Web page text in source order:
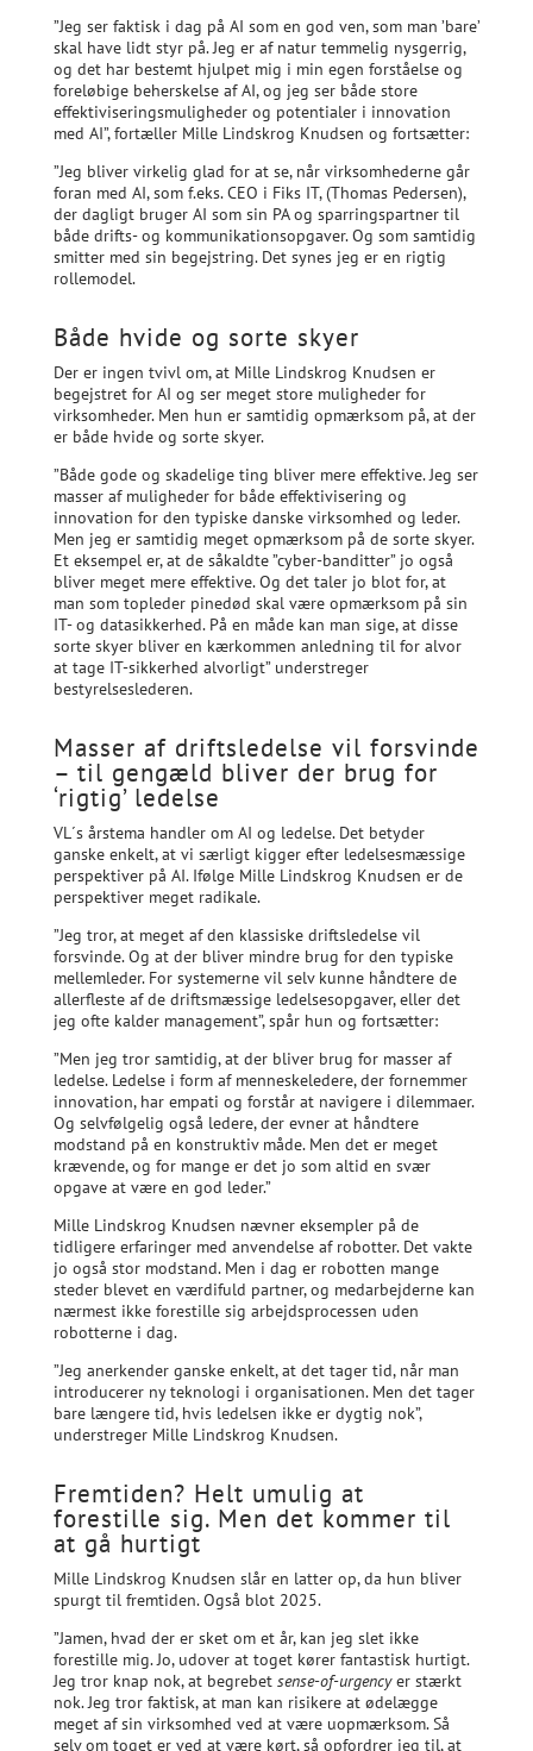
”Jeg ser faktisk i dag på AI som en god ven, som man ’bare’
skal have lidt styr på. Jeg er af natur temmelig nysgerrig,
og det har bestemt hjulpet mig i min egen forståelse og
foreløbige beherskelse af AI, og jeg ser både store
effektiviseringsmuligheder og potentialer i innovation
med AI”, fortæller Mille Lindskrog Knudsen og fortsætter:
”Jeg bliver virkelig glad for at se, når virksomhederne går
foran med AI, som f.eks. CEO i Fiks IT, (Thomas Pedersen),
der dagligt bruger AI som sin PA og sparringspartner til
både drifts- og kommunikationsopgaver. Og som samtidig
smitter med sin begejstring. Det synes jeg er en rigtig
rollemodel.
Både hvide og sorte skyer
Der er ingen tvivl om, at Mille Lindskrog Knudsen er
begejstret for AI og ser meget store muligheder for
virksomheder. Men hun er samtidig opmærksom på, at der
er både hvide og sorte skyer.
”Både gode og skadelige ting bliver mere effektive. Jeg ser
masser af muligheder for både effektivisering og
innovation for den typiske danske virksomhed og leder.
Men jeg er samtidig meget opmærksom på de sorte skyer.
Et eksempel er, at de såkaldte ”cyber-banditter” jo også
bliver meget mere effektive. Og det taler jo blot for, at
man som topleder pinedød skal være opmærksom på sin
IT- og datasikkerhed. På en måde kan man sige, at disse
sorte skyer bliver en kærkommen anledning til for alvor
at tage IT-sikkerhed alvorligt” understreger
bestyrelseslederen.
Masser af driftsledelse vil forsvinde
– til gengæld bliver der brug for
‘rigtig’ ledelse
VL´s årstema handler om AI og ledelse. Det betyder
ganske enkelt, at vi særligt kigger efter ledelsesmæssige
perspektiver på AI. Ifølge Mille Lindskrog Knudsen er de
perspektiver meget radikale.
”Jeg tror, at meget af den klassiske driftsledelse vil
forsvinde. Og at der bliver mindre brug for den typiske
mellemleder. For systemerne vil selv kunne håndtere de
allerfleste af de driftsmæssige ledelsesopgaver, eller det
jeg ofte kalder management”, spår hun og fortsætter:
”Men jeg tror samtidig, at der bliver brug for masser af
ledelse. Ledelse i form af menneskeledere, der fornemmer
innovation, har empati og forstår at navigere i dilemmaer.
Og selvfølgelig også ledere, der evner at håndtere
modstand på en konstruktiv måde. Men det er meget
krævende, og for mange er det jo som altid en svær
opgave at være en god leder.”
Mille Lindskrog Knudsen nævner eksempler på de
tidligere erfaringer med anvendelse af robotter. Det vakte
jo også stor modstand. Men i dag er robotten mange
steder blevet en værdifuld partner, og medarbejderne kan
nærmest ikke forestille sig arbejdsprocessen uden
robotterne i dag.
”Jeg anerkender ganske enkelt, at det tager tid, når man
introducerer ny teknologi i organisationen. Men det tager
bare længere tid, hvis ledelsen ikke er dygtig nok”,
understreger Mille Lindskrog Knudsen.
Fremtiden? Helt umulig at
forestille sig. Men det kommer til
at gå hurtigt
Mille Lindskrog Knudsen slår en latter op, da hun bliver
spurgt til fremtiden. Også blot 2025.
”Jamen, hvad der er sket om et år, kan jeg slet ikke
forestille mig. Jo, udover at toget kører fantastisk hurtigt.
Jeg tror knap nok, at begrebet sense-of-urgencyer stærkt
nok. Jeg tror faktisk, at man kan risikere at ødelægge
meget af sin virksomhed ved at være uopmærksom. Så
selv om toget er ved at være kørt, så opfordrer jeg til, at